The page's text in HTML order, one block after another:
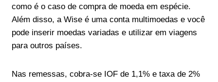
como é o caso de compra de moeda em espécie.
Além disso, a Wise é uma conta multimoedas e você
pode inserir moedas variadas e utilizar em viagens
para outros países.
Nas remessas, cobra-se IOF de 1,1% e taxa de 2%